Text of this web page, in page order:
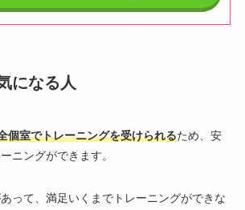
になる人
個室でトレーニングを受けられるため、安
ニングができます。
って、満足いくまでトレーニングができな